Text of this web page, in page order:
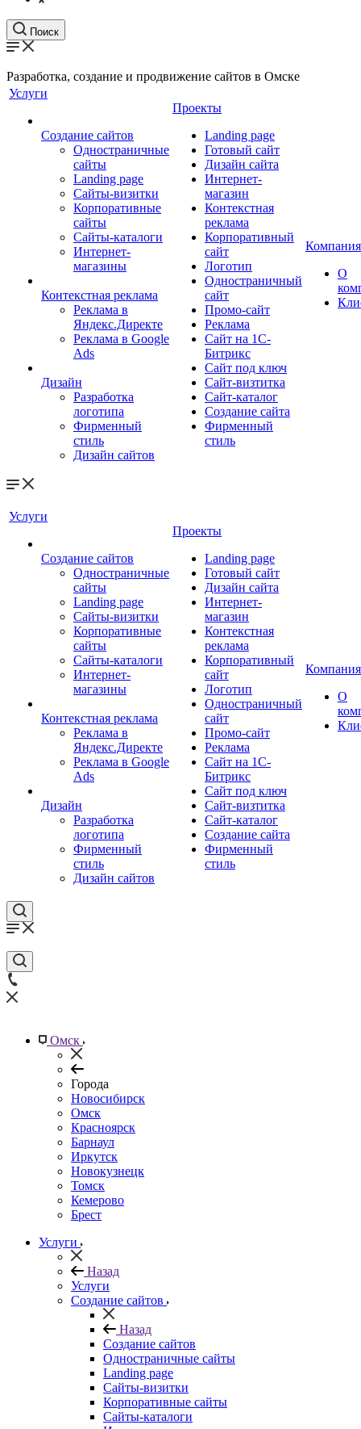
Поиск
Разработка, создание и продвижение сайтов в Омске
Услуги
Создание сайтов
Одностраничные
сайты
Landing page
Сайты-визитки
Корпоративные
сайты
Сайты-каталоги
Интернет-
магазины
Контекстная реклама
Реклама в
Яндекс.Директе
Реклама в Google
Ads
Дизайн
Разработка
логотипа
Фирменный
стиль
Дизайн сайтов
Проекты
Landing page
Готовый сайт
Дизайн сайта
Интернет-
магазин
Контекстная
реклама
Корпоративный
сайт
Логотип
Одностраничный
сайт
Промо-сайт
Реклама
Сайт на 1С-
Битрикс
Сайт под ключ
Сайт-визтитка
Сайт-каталог
Создание сайта
Фирменный
стиль
Компания
О
Услуги
Создание сайтов
Одностраничные
сайты
Landing page
Сайты-визитки
Корпоративные
сайты
Сайты-каталоги
Интернет-
магазины
Контекстная реклама
Реклама в
Яндекс.Директе
Реклама в Google
Ads
Дизайн
Разработка
логотипа
Фирменный
стиль
Дизайн сайтов
Проекты
Landing page
Готовый сайт
Дизайн сайта
Интернет-
магазин
Контекстная
реклама
Корпоративный
сайт
Логотип
Одностраничный
сайт
Промо-сайт
Реклама
Сайт на 1С-
Битрикс
Сайт под ключ
Сайт-визтитка
Сайт-каталог
Создание сайта
Фирменный
стиль
Компания
О
Омск
Города
Новосибирск
Омск
Красноярск
Барнаул
Иркутск
Новокузнецк
Томск
Кемерово
Брест
Услуги
Назад
Услуги
Создание сайтов
Назад
Создание сайтов
Одностраничные сайты
Landing page
Сайты-визитки
Корпоративные сайты
Сайты-каталоги